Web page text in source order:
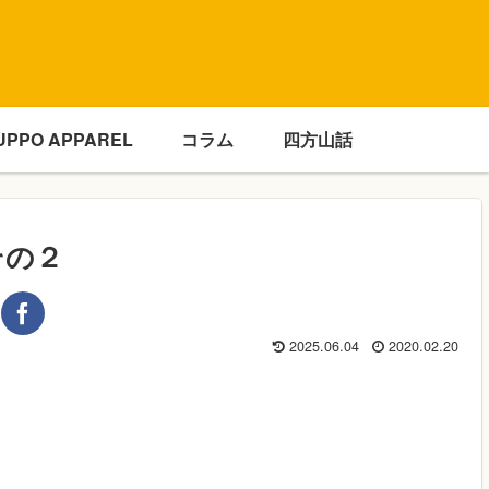
APPAREL コラム 四方山話
２
2025.06.04 2020.02.20